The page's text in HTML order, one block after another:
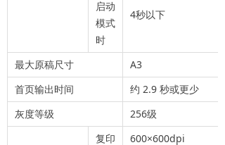
启动
模式
时
4秒以下
最大原稿尺寸
A3
首页输出时间
约 2.9 秒或更少
灰度等级
256级
复印
600×600dpi